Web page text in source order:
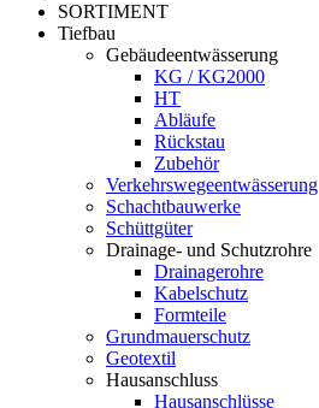
SORTIMENT
Tiefbau
Gebäudeentwässerung
KG / KG2000
HT
Abläufe
Rückstau
Zubehör
Verkehrswegeentwässerung
Schachtbauwerke
Schüttgüter
Drainage- und Schutzrohre
Drainagerohre
Kabelschutz
Formteile
Grundmauerschutz
Geotextil
Hausanschluss
Hausanschlüsse